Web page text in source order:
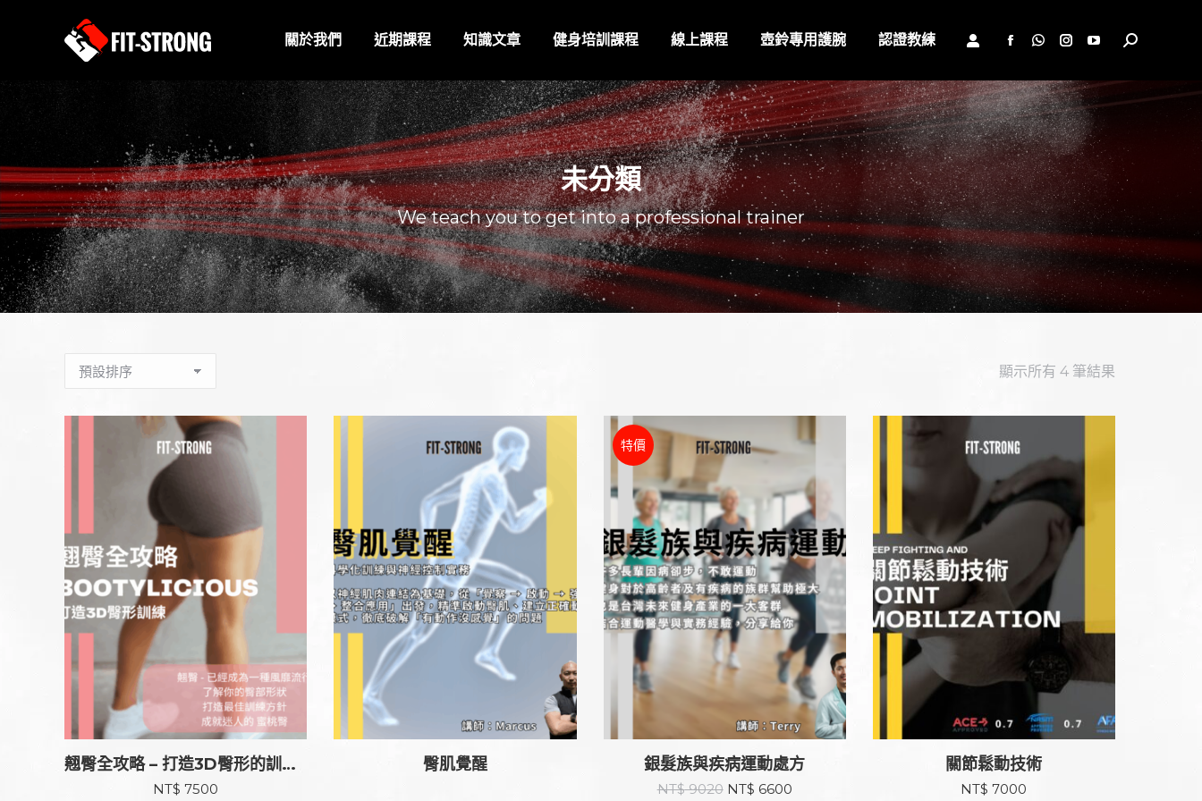
關於我們 近期課程 知識文章 健身培訓課程 線上課程 壺鈴專用護腕 認證教練
Facebook
opens
in
new
window
Whatsapp
opens
in
new
window
Instagram
opens
in
new
window
YouTube
opens
in
new
window
Search:
未分類
We teach you to get into a professional trainer
顯示所有 4 筆結果
翹臀全攻略 – 打造3D臀形的訓練技巧與計劃
NT$ 7500
臀肌覺醒
特價
銀髮族與疾病運動處方
NT$9020 原
NT$ 6600目
關節鬆動技術
NT$ 7000